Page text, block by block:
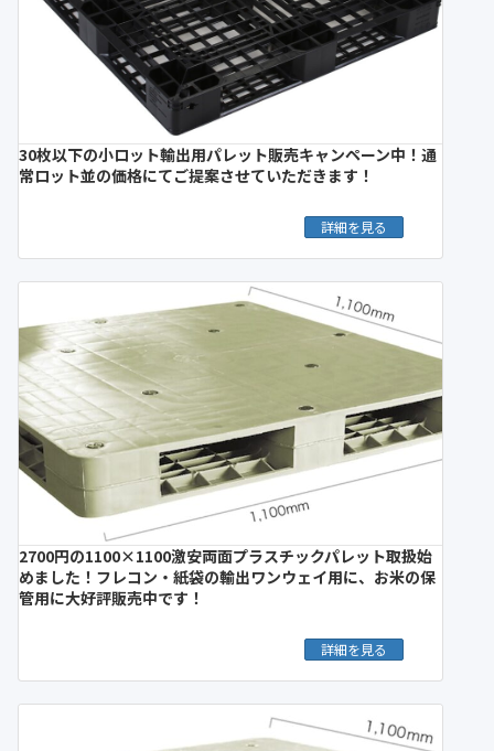
30枚以下の小ロット輸出用パレット販売キャンペーン中！通
常ロット並の価格にてご提案させていただきます！
詳細を見る
2700円の1100×1100激安両面プラスチックパレット取扱始
めました！フレコン・紙袋の輸出ワンウェイ用に、お米の保
管用に大好評販売中です！
詳細を見る